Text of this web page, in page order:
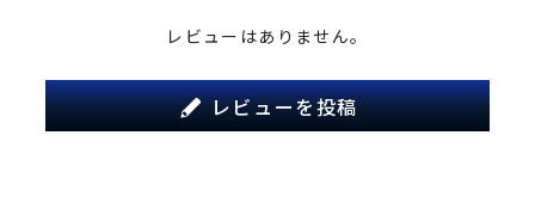
レビューはありません。
レビューを投稿